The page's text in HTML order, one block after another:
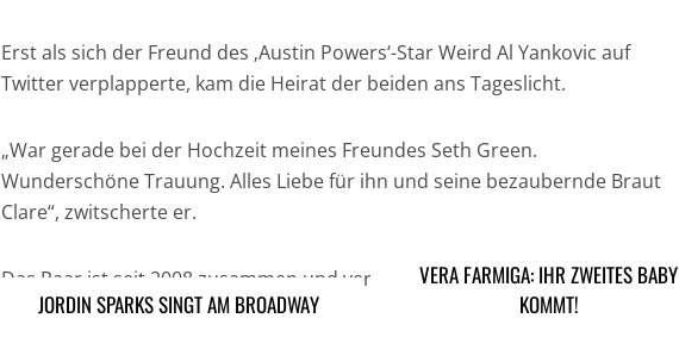
Erst als sich der Freund des ‚Austin Powers‘-Star Weird Al Yankovic auf
Twitter verplapperte, kam die Heirat der beiden ans Tageslicht.
„War gerade bei der Hochzeit meines Freundes Seth Green.
Wunderschöne Trauung. Alles Liebe für ihn und seine bezaubernde Braut
Clare“, zwitscherte er.
Das Paar ist seit 2008 zusammen und verlobte sich zu Silvester, 31.
Dezember 2009.
JORDIN SPARKS SINGT AM BROADWAY
VERA FARMIGA: IHR ZWEITES BABY
KOMMT!